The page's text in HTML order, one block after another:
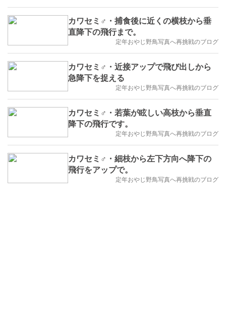
カワセミ♂・捕食後に近くの横枝から垂
直降下の飛行まで。
定年おやじ野鳥写真へ再挑戦のブログ
カワセミ♂・近接アップで飛び出しから
急降下を捉える
定年おやじ野鳥写真へ再挑戦のブログ
カワセミ♂・若葉が眩しい高枝から垂直
降下の飛行です。
定年おやじ野鳥写真へ再挑戦のブログ
カワセミ♂・細枝から左下方向へ降下の
飛行をアップで。
定年おやじ野鳥写真へ再挑戦のブログ